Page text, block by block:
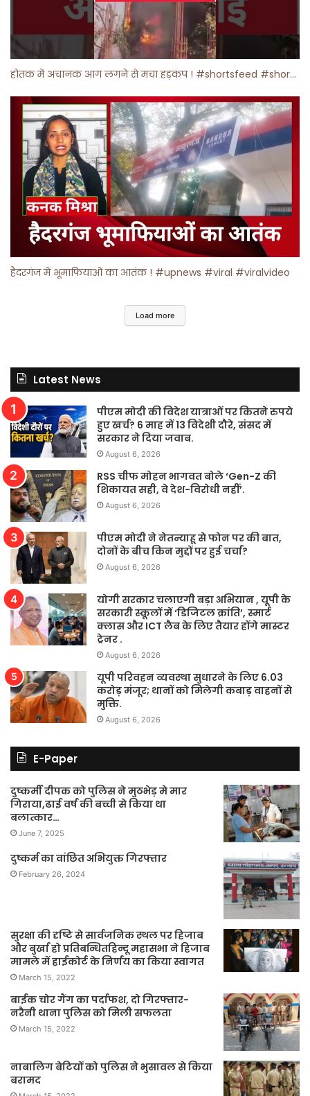
होतक में अचानक आग लगने से मचा हड़कंप ! #shortsfeed #shorts #viralshorts
हैदरगंज में भूमाफियाओं का आतंक ! #upnews #viral #viralvideo
Load more
Latest News
पीएम मोदी की विदेश यात्राओं पर कितने रुपये
हुए खर्च? 6 माह में 13 विदेशी दौरे, संसद में
सरकार ने दिया जवाब.
August 6, 2026
RSS चीफ मोहन भागवत बोले ‘Gen-Z की
शिकायत सही, वे देश-विरोधी नहीं’.
August 6, 2026
पीएम मोदी ने नेतन्याहू से फोन पर की बात,
दोनों के बीच किन मुद्दों पर हुई चर्चा?
August 6, 2026
योगी सरकार चलाएगी बड़ा अभियान , यूपी के
सरकारी स्कूलों में ‘डिजिटल क्रांति’, स्मार्ट
क्लास और ICT लैब के लिए तैयार होंगे मास्टर
ट्रेनर .
August 6, 2026
यूपी परिवहन व्यवस्था सुधारने के लिए 6.03
करोड़ मंजूर; थानों को मिलेगी कबाड़ वाहनों से
मुक्ति.
August 6, 2026
E-Paper
दुष्कर्मी दीपक को पुलिस ने मुठभेड़ मे मार
गिराया,ढाई वर्ष की बच्ची से किया था
बलात्कार…
June 7, 2025
दुष्कर्म का वांछित अभियुक्त गिरफ्तार
February 26, 2024
सुरक्षा की दृष्टि से सार्वजनिक स्थल पर हिजाब
और बुर्खा हो प्रतिबन्धितहिन्दू महासभा ने हिजाब
मामले में हाईकोर्ट के निर्णय का किया स्वागत
March 15, 2022
बाईक चोर गैंग का पर्दाफश, दो गिरफ्तार-
नरैनी थाना पुलिस को मिली सफलता
March 15, 2022
नाबालिग बेटियों को पुलिस ने भुसावल से किया
बरामद